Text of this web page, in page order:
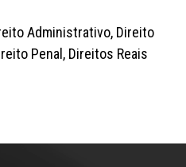
Administrativo, Direito
Penal, Direitos Reais